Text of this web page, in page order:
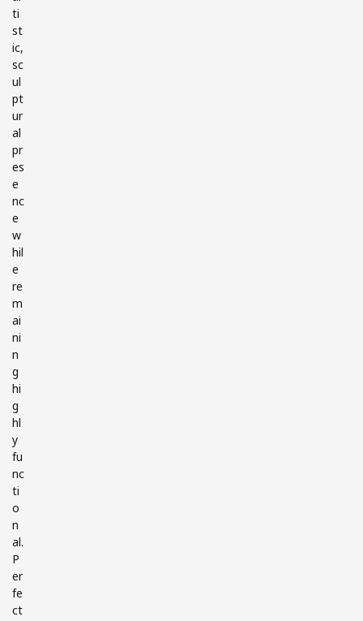
ti
st
ic,
sc
ul
pt
ur
al
pr
es
e
nc
e
w
hil
e
re
m
ai
ni
n
g
hi
g
hl
y
fu
nc
ti
o
n
al.
P
er
fe
ct